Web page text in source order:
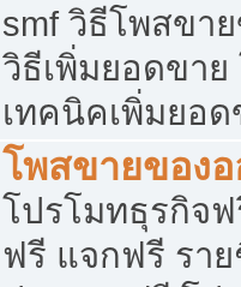
smf วิธีโพสขา
วิธีเพิ่มยอดขาย
เทคนิคเพิ่มยอด
โพสขายของ
โปรโมทธุรกิจ
ฟรี แจกฟรี ราย